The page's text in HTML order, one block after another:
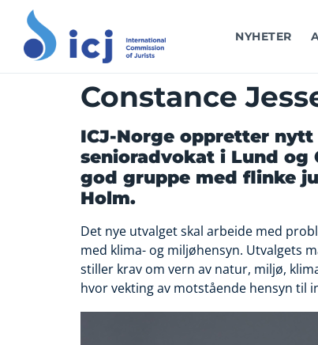
NYHETER
Constance
ICJ-Norge oppretter
senioradvokat i Lund og
god gruppe med flinke
Holm.
Det nye utvalget skal arbeide med
med klima- og miljøhensyn. Utvalgets
stiller krav om vern av natur, miljø,
hvor vekting av motstående hensyn til